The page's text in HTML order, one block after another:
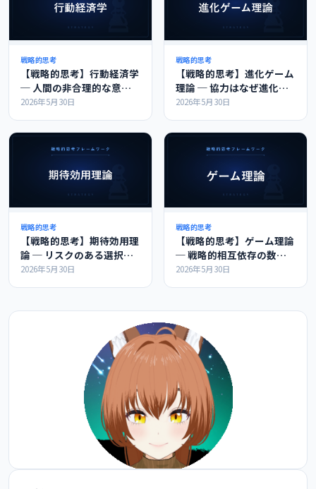
戦略的思考
【戦略的思考】行動経済学
─ 人間の非合理的な意思
決定の体系的な理解
2026年5月30日
戦略的思考
【戦略的思考】進化ゲーム
理論 ─ 協力はなぜ進化
し、しっぺ返し戦略はなぜ
2026年5月30日
戦略的思考
【戦略的思考】期待効用理
論 ─ リスクのある選択肢
を比較する基礎理論
2026年5月30日
戦略的思考
【戦略的思考】ゲーム理論
─ 戦略的相互依存の数学
的分析
2026年5月30日